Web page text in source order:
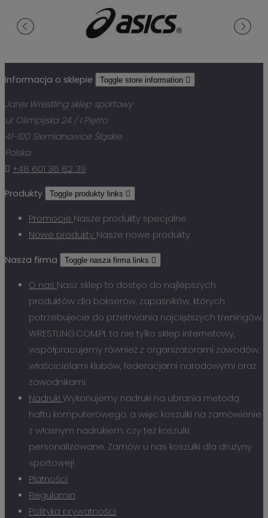
Informacja o sklepie Toggle store information 
Jarex Wrestling sklep sportowy
ul. Olimpijska 24 / I Piętro
41-100 Siemianowice Śląskie
Polska
 +48 601 36 82 39
Produkty Toggle produkty links 
Promocje Nasze produkty specjalne
Nowe produkty Nasze nowe produkty
Nasza firma Toggle nasza firma links 
O nas Nasz sklep to dostęo do najlepszych
produktów dla bokserów, zapaśników, których
potrzebujecie do przetrwania najcięższych treningów.
WRESTLING.COM.PL to nie tylko sklep internetowy,
współpracujemy również z organizatorami zawodów,
właścicielami klubów, federacjami narodowymi oraz
zawodnikami.
Nadruki Wykonujemy nadruki na ubrania metodą
haftu komputerowego, a więc koszulki na zamówienie
z własnym nadrukiem, czy też koszulki
personalizowane. Zamów u nas koszulki dla drużyny
sportowej!
Płatności
Regulamin
Polityka prywatności